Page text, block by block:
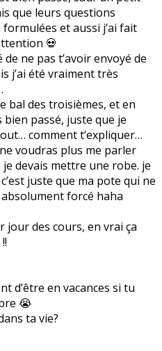
que leurs questions
et aussi j’ai fait
💀
ne pas t’avoir envoyé de
j’ai été vraiment très
bal des troisièmes, et en
bien passé, juste que je
comment t’expliquer…
voudras plus me parler
devais mettre une robe. je
juste que ma pote qui ne
absolument forcé haha
jour des cours, en vrai ça
d’être en vacances si tu
😭
ta vie?